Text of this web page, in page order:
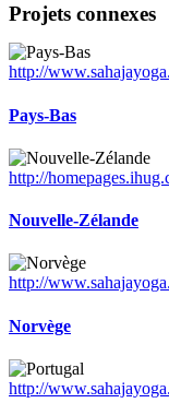
Facebook
X
LinkedIn
WhatsApp
Tumblr
Pinterest
Email
Projets connexes
http://
Pays-Bas
http://
Nouvelle-Zélande
http://
Norvège
http://